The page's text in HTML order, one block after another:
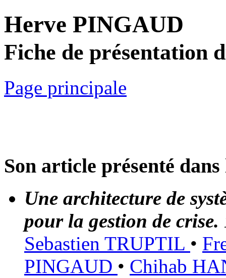
Herve PINGAUD
Fiche de présentation
Page principale
Son article présenté
Une architecture de
pour la gestion de crise.
Sebastien TRUPTIL •
PINGAUD • Chihab